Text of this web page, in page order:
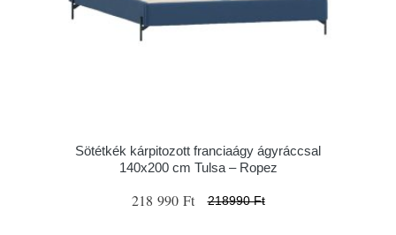
Sötétkék kárpitozott franciaágy ágyráccsal
140x200 cm Tulsa – Ropez
218 990 Ft 218990 Ft